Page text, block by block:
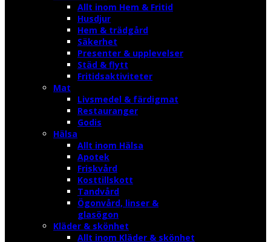
Allt inom Hem & Fritid
Husdjur
Hem & trädgård
Säkerhet
Presenter & upplevelser
Städ & flytt
Fritidsaktiviteter
Mat
Livsmedel & färdigmat
Restauranger
Godis
Hälsa
Allt inom Hälsa
Apotek
Friskvård
Kosttillskott
Tandvård
Ögonvård, linser &
glasögon
Kläder & skönhet
Allt inom Kläder & skönhet